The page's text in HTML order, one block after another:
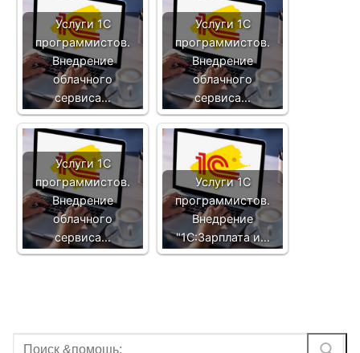
Услуги 1С
программистов.
Внедрение
облачного
сервиса…
Услуги 1С
программистов.
Внедрение
облачного
сервиса…
Услуги 1С
программистов.
Внедрение
облачного
сервиса…
Услуги 1С
программистов.
Внедрение
"1С:Зарплата и…
Найти: